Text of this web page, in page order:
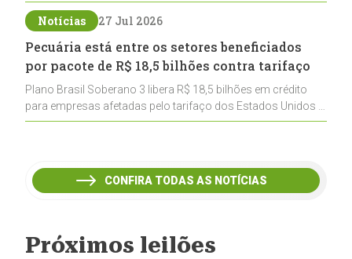
cabanhas na seleção genética de Cavalos Crioulos voltados
ao laço
Notícias 27 Jul 2026
Pecuária está entre os setores beneficiados
por pacote de R$ 18,5 bilhões contra tarifaço
Plano Brasil Soberano 3 libera R$ 18,5 bilhões em crédito
para empresas afetadas pelo tarifaço dos Estados Unidos e
inclui a pecuária entre os setores estratégicos
CONFIRA TODAS AS NOTÍCIAS
Próximos leilões